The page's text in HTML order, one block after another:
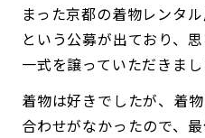
まった京都の着物レンタ
という公募が出ており、
一式を譲っていただきまし
着物は好きでしたが、着
合わせがなかったので、